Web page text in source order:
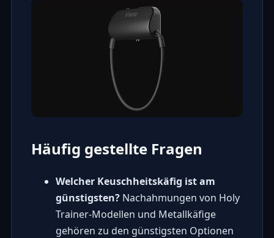
Häufig gestellte Fragen
Welcher Keuschheitskäfig ist am
günstigsten?Nachahmungen von Holy
Trainer-Modellen und Metallkäfige
gehören zu den günstigsten Optionen